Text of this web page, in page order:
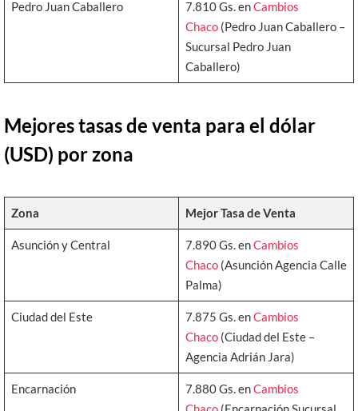
Pedro Juan Caballero 7.810 Gs. enCambios
Chaco(Pedro Juan Caballero –
Sucursal Pedro Juan
Caballero)
Mejores tasas de venta para el dólar
(USD) por zona
Zona Mejor Tasa de Venta
Asunción y Central 7.890 Gs. enCambios
Chaco(Asunción Agencia Calle
Palma)
Ciudad del Este 7.875 Gs. enCambios
Chaco(Ciudad del Este –
Agencia Adrián Jara)
Encarnación 7.880 Gs. enCambios